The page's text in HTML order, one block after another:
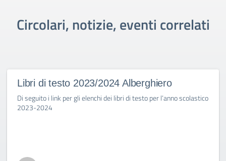
Circolari, notizie, eventi correlati
Libri di testo 2023/2024 Alberghiero
Di seguito i link per gli elenchi dei libri di testo per l’anno scolastico
2023-2024